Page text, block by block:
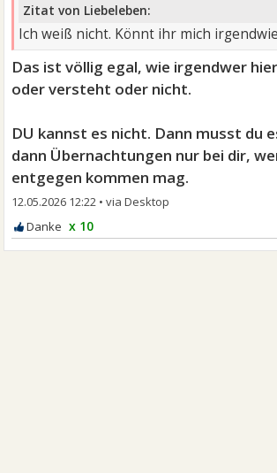
Zitat von Liebeleben:
Ich weiß nicht. Könnt ihr mich
Das ist völlig egal, wie irgendwer
oder versteht oder nicht.
DU kannst es nicht. Dann musst du
dann Übernachtungen nur bei dir,
entgegen kommen mag.
12.05.2026 12:22 •
x 10